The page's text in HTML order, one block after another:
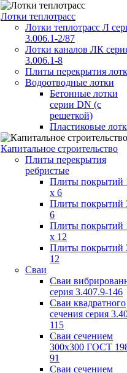
Лотки теплотрасс
Лотки теплотрасс Л
3.006.1-2/87
Лотки каналов ЛК
3.006.1-8
Плиты перекрытия
Водоотводные лотки
Бетонные лотки
серии DN (с
решеткой)
Пластиковые
Капитальное строительство
Плиты перекрытия
ребристые
Плиты покрытий
x 6
Плиты покрытий
6
Плиты покрытий
x 12
Плиты покрытий
12
Сваи
Сваи
серия 3.407.9-146
Сваи квадратного
сечения серия
115
Сваи сечением
300х300 ГОСТ
91
Сваи сечением